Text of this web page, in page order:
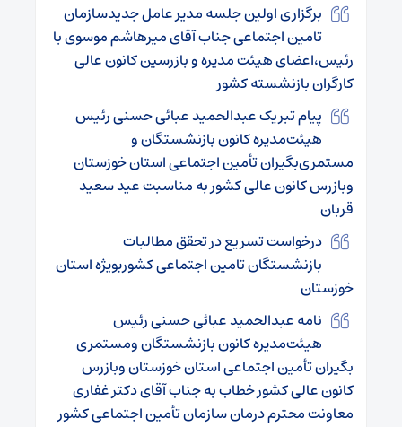
برگزاری اولین جلسه مدیر عامل جدیدسازمان
تامین اجتماعی جناب آقای میرهاشم موسوی با
رئیس،اعضای هیئت مدیره و بازرسین کانون عالی
کارگران بازنشسته کشور
پیام تبریک عبدالحمید عبائی حسنی رئیس
هیئت‌مدیره کانون بازنشستگان و
مستمری‌بگیران تأمین اجتماعی استان خوزستان
وبازرس کانون عالی کشور به مناسبت عید سعید
قربان
درخواست تسریع در تحقق مطالبات
بازنشستگان تامین اجتماعی کشوربویژه استان
خوزستان
نامه عبدالحمید عبائی حسنی رئیس
هیئت‌مدیره کانون بازنشستگان ومستمری
بگیران تأمین اجتماعی استان خوزستان وبازرس
کانون عالی کشور خطاب به جناب آقای دکتر غفاری
معاونت محترم درمان سازمان تأمین اجتماعی کشور